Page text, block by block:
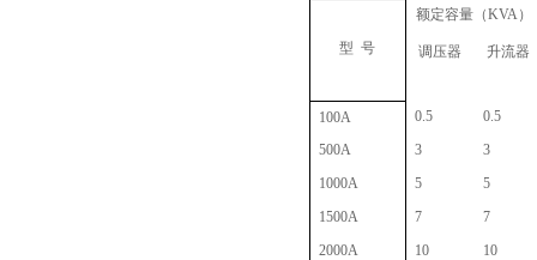
型 号
额定容量（KVA）
调压器 升流器
100A 0.5
0.5
500A
3
3
1000A
5
5
1500A
7
7
2000A
10
10